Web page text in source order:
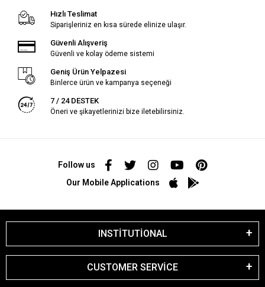
Hızlı Teslimat
Siparişleriniz en kısa sürede elinize ulaşır.
Güvenli Alışveriş
Güvenli ve kolay ödeme sistemi
Geniş Ürün Yelpazesi
Binlerce ürün ve kampanya seçeneği
7 / 24 DESTEK
Öneri ve şikayetlerinizi bize iletebilirsiniz.
Follow us
Our Mobile Applications
INSTİTUTİONAL
CUSTOMER SERVİCE